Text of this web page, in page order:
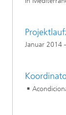
Januar 2014